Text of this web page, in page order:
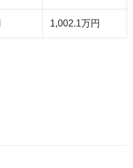
1,002.1万円